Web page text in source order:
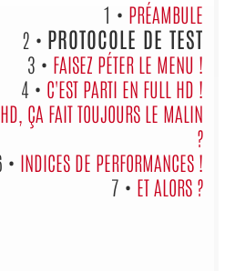
1 • PRÉAMBULE
2 • PROTOCOLE DE TEST
3 • FAISEZ PÉTER LE MENU !
4 • C'EST PARTI EN FULL HD !
ÇA FAIT TOUJOURS LE MALIN
?
• INDICES DE PERFORMANCES !
7 • ET ALORS ?